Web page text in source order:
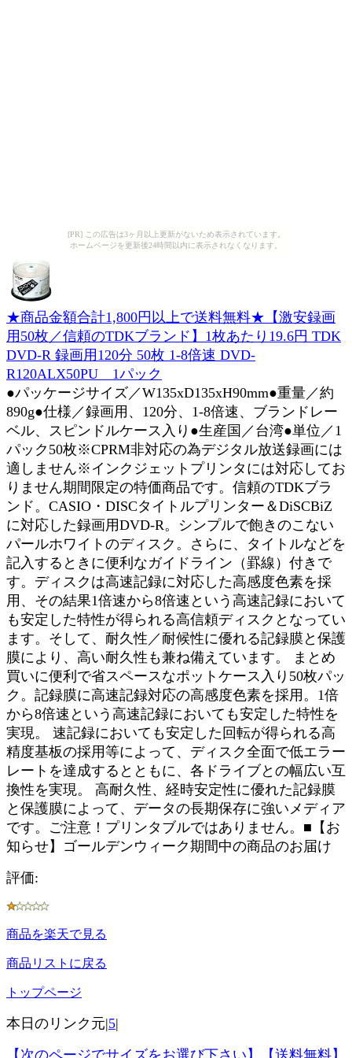
[PR] この広告は3ヶ月以上更新がないため表示されています。
ホームページを更新後24時間以内に表示されなくなります。
★商品金額合計1,800円以上で送料無料★【激安録画
用50枚／信頼のTDKブランド】1枚あたり19.6円 TDK
DVD-R 録画用120分 50枚 1-8倍速 DVD-
R120ALX50PU 1パック
●パッケージサイズ／W135xD135xH90mm●重量／約
890g●仕様／録画用、120分、1-8倍速、ブランドレー
ベル、スピンドルケース入り●生産国／台湾●単位／1
パック50枚※CPRM非対応の為デジタル放送録画には
適しません※インクジェットプリンタには対応してお
りません期間限定の特価商品です。信頼のTDKブラ
ンド。CASIO・DISCタイトルプリンター＆DiSCBiZ
に対応した録画用DVD-R。シンプルで飽きのこない
パールホワイトのディスク。さらに、タイトルなどを
記入するときに便利なガイドライン（罫線）付きで
す。ディスクは高速記録に対応した高感度色素を採
用、その結果1倍速から8倍速という高速記録において
も安定した特性が得られる高信頼ディスクとなってい
ます。そして、耐久性／耐候性に優れる記録膜と保護
膜により、高い耐久性も兼ね備えています。 まとめ
買いに便利で省スペースなポットケース入り50枚パッ
ク。記録膜に高速記録対応の高感度色素を採用。1倍
から8倍速という高速記録においても安定した特性を
実現。 速記録においても安定した回転が得られる高
精度基板の採用等によって、ディスク全面で低エラー
レートを達成するとともに、各ドライブとの幅広い互
換性を実現。 高耐久性、経時安定性に優れた記録膜
と保護膜によって、データの長期保存に強いメディア
です。ご注意！プリンタブルではありません。■【お
知らせ】ゴールデンウィーク期間中の商品のお届け
評価:
商品を楽天で見る
商品リストに戻る
トップページ
本日のリンク元|5|
【次のページでサイズをお選び下さい】【送料無料】